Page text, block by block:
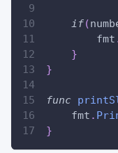
if(
        fmt
}
}
func
    fmt
.
}